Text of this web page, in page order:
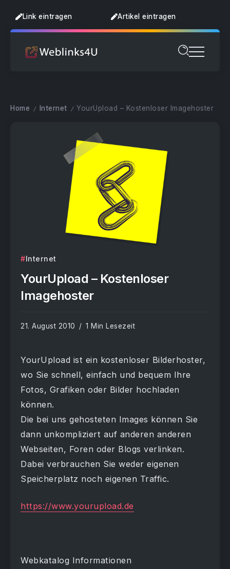
Link eintragen Artikel eintragen
Home / Internet / YourUpload – Kostenloser Imagehoster
Internet
YourUpload – Kostenloser
Imagehoster
21. August 2010 1 Min Lesezeit
YourUpload ist ein kostenloser Bilderhoster,
wo Sie schnell, einfach und bequem Ihre
Fotos, Grafiken oder Bilder hochladen
können.
Die bei uns gehosteten Images können Sie
dann unkompliziert auf anderen anderen
Webseiten, Foren oder Blogs verlinken.
Dabei verbrauchen Sie weder eigenen
Speicherplatz noch eigenen Traffic.
https://www.yourupload.de
Webkatalog Informationen